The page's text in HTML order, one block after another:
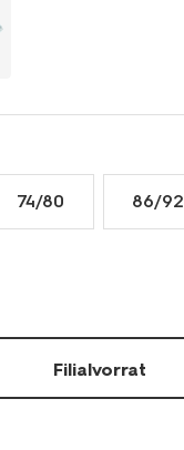
74/80 86/92
Filialvorrat